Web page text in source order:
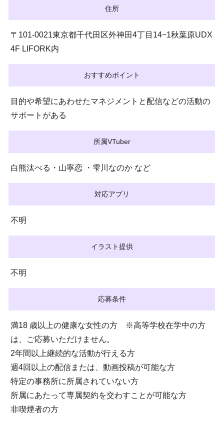
住所
〒101-0021東京都千代田区外神田4丁目14−1秋葉原UDX
4F LIFORK内
おすすめポイント
目的や希望にあわせたマネジメントと配信などの活動の
サポートがある
所属VTuber
白熊汰べる・山寧恋 ・雫川なのか など
対応アプリ
不明
イラスト提供
不明
応募条件
満18 歳以上の健康な女性の方 ※高等学校在学中の方
は、ご応募いただけません。
2年間以上継続的な活動が行える方
週4回以上の配信または、動画投稿が可能な方
特定の事務所に所属されていない方
所属にあたって専属契約を交わすことが可能な方
非喫煙者の方